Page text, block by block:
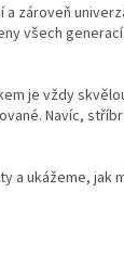
zároveň
všech
je vždy
Navíc,
a ukážeme, jak